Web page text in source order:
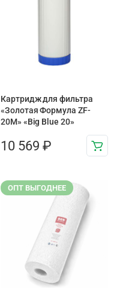
Картридж для фильтра
«Золотая Формула ZF-
20М» «Big Blue 20»
10 569 ₽
ОПТ ВЫГОДНЕЕ